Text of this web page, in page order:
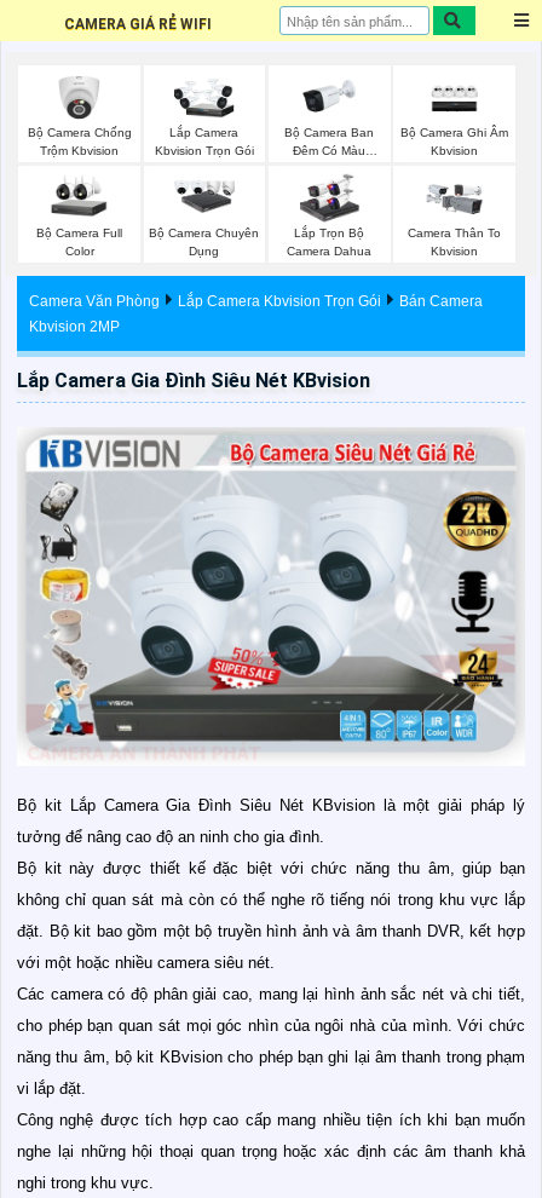
CAMERA GIÁ RẺ WIFI
Bộ Camera Chống
Trộm Kbvision
Lắp Camera
Kbvision Trọn Gói
Bộ Camera Ban
Đêm Có Màu
Bộ Camera Ghi Âm
Kbvision
Bộ Camera Full
Color
Bộ Camera Chuyên
Dụng
Lắp Trọn Bộ
Camera Dahua
Camera Thân To
Kbvision
Camera Văn Phòng Lắp Camera Kbvision Trọn Gói
Bán Camera
Kbvision 2MP
Lắp Camera Gia Đình Siêu Nét KBvision
Bộ kit Lắp Camera Gia Đình Siêu Nét KBvision là một giải pháp lý
tưởng để nâng cao độ an ninh cho gia đình.
Bộ kit này được thiết kế đặc biệt với chức năng thu âm, giúp bạn
không chỉ quan sát mà còn có thể nghe rõ tiếng nói trong khu vực lắp
đặt. Bộ kit bao gồm một bộ truyền hình ảnh và âm thanh DVR, kết hợp
với một hoặc nhiều camera siêu nét.
Các camera có độ phân giải cao, mang lại hình ảnh sắc nét và chi tiết,
cho phép bạn quan sát mọi góc nhìn của ngôi nhà của mình. Với chức
năng thu âm, bộ kit KBvision cho phép bạn ghi lại âm thanh trong phạm
vi lắp đặt.
Công nghệ được tích hợp cao cấp mang nhiều tiện ích khi bạn muốn
nghe lại những hội thoại quan trọng hoặc xác định các âm thanh khả
nghi trong khu vực.